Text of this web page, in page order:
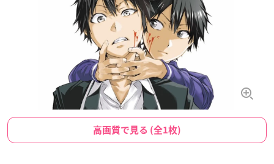
高画質で見る (全1枚)